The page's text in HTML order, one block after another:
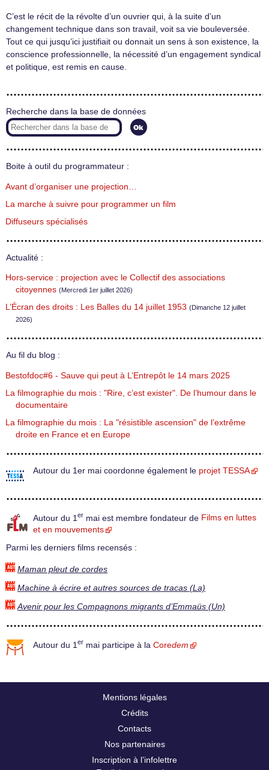
C’est le récit de la révolte d’un ouvrier qui, à la suite d’un
changement technique dans son travail, voit sa vie bouleversée.
Tout ce qui jusqu’ici justifiait ou donnait un sens à son existence, la
conscience professionnelle, la nécessité d’un engagement syndical
et politique, est remis en cause.
Recherche dans la base de données
Boite à outil du programmateur :
Avant d’organiser une projection…
La marche à suivre pour programmer un film
Diffuseurs spécialisés
Actualité :
Hors-service : projection avec le Collectif des associations
citoyennes (Mercredi 1er juillet 2026)
L’Écran des droits : Les Balles du 14 juillet 1953 (Dimanche 12 juillet
2026)
Au fil du blog :
Bestofdoc#6 - Sauve qui peut à L’Entrepôt le 14 mars 2025
La filmographie du mois : "Rire, c’est exister". De l’humour dans le
documentaire
La filmographie du mois : La "résistible ascension" de l’extrême
droite en France et en Europe
Autour du 1er mai coordonne également le projet TESSA
Autour du 1 er mai est membre fondateur de Films en luttes
et en mouvements
Parmi les derniers films recensés :
Maman pleut de cordes
Machine à écrire et autres sources de tracas (La)
Avenir pour les Compagnons migrants d’Emmaüs (Un)
Autour du 1 er mai participe à la Coredem
Mentions légales
Crédits
Contacts
Nos partenaires
Inscription à l’infolettre